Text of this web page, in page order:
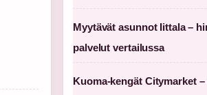
Myytävät asunnot Iittala –
palvelut vertailussa
Kuoma-kengät Citymarket